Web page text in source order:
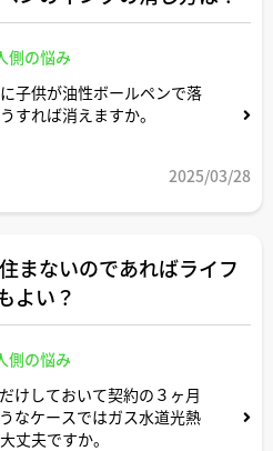
側の悩み
子供が油性ボールペンで落
すれば消えますか。
2025/03/28
まないのであればライフ
よい？
側の悩み
けしておいて契約の３ヶ月
なケースではガス水道光熱
丈夫ですか。